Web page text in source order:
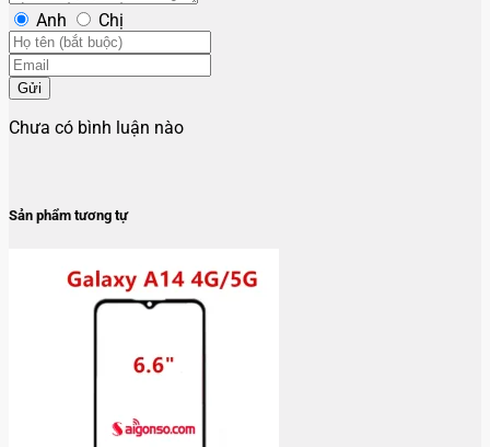
Anh Chị
Gửi
Chưa có bình luận nào
Sản phẩm tương tự